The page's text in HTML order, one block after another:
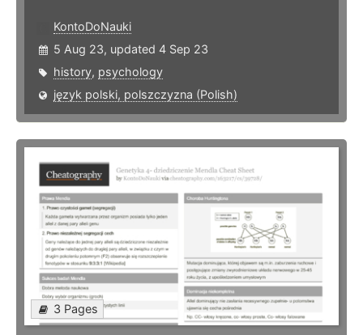
KontoDoNauki
5 Aug 23, updated 4 Sep 23
history, psychology
język polski, polszczyzna (Polish)
3 Pages